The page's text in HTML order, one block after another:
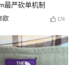
最严砍单机制
欧 174